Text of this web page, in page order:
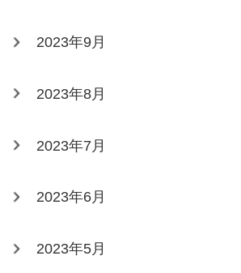
2023年9月
2023年8月
2023年7月
2023年6月
2023年5月